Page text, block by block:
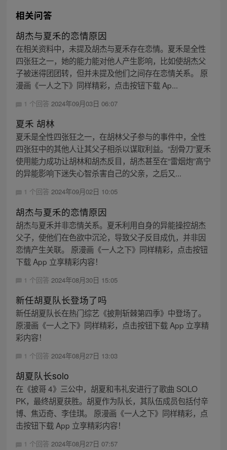
相关问答
胡杰与夏禾的恋情原因
在相关资料中，未提及胡杰与夏禾存在恋情。夏禾是全性
四张狂之一，她的能力能对他人产生影响，比如使胡杰父
子被迷得团团转，但并未提及他们之间存在恋情关系。 原
漫画《一人之下》同样精彩，点击按钮下载 Ap...
1 个回答 2024年09月03日 06:07
夏禾 胡林
夏禾是全性四张狂之一，在胡林父子参与的事件中，全性
四张狂中的其他人让其父子相杀以谋取利益。“刮骨刀”夏禾
使用能力成功让胡林和胡杰反目，胡杰甚至在“雷烟炮”高宁
的异能影响下迷失心智杀害自己的父亲，之后又...
1 个回答 2024年09月02日 10:05
胡杰与夏禾的恋情原因
胡杰与夏禾并非恋情关系。夏禾利用自身的异能操控胡杰
父子，使他们在色欲中沉沦，导致父子反目成仇，并非因
恋情产生关联。 原漫画《一人之下》同样精彩，点击按钮
下载 App 立享精彩内容！
1 个回答 2024年08月30日 15:05
新任胡夏队长登场了吗
新任胡夏队长在热门综艺《披荆斩棘第四季》中登场了。
原漫画《一人之下》同样精彩，点击按钮下载 App 立享精
彩内容！
1 个回答 2024年08月27日 13:03
胡夏队长solo
在《披哥 4》三公中，胡夏和韦礼安进行了歌曲 SOLO
PK，最终胡夏获胜。胡夏作为队长，其队伍成员包括付辛
博、焦迈奇、李佳琪。 原漫画《一人之下》同样精彩，点
击按钮下载 App 立享精彩内容！
1 个回答 2024年08月27日 07:57